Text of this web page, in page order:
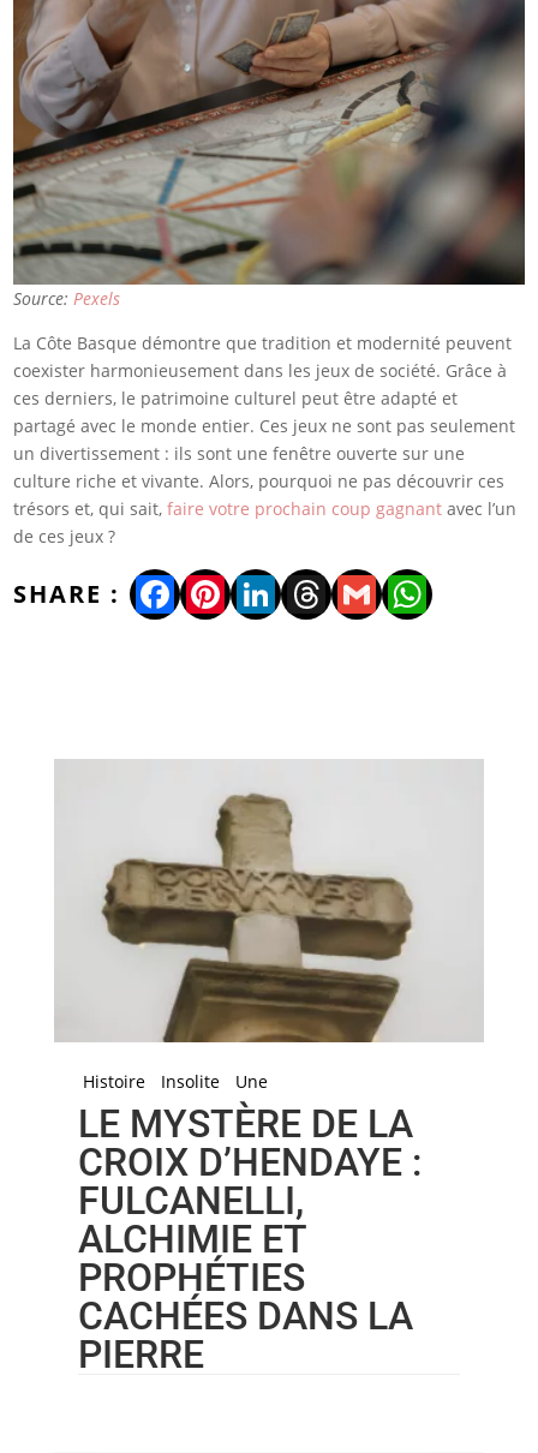
Source:Pexels
La Côte Basque démontre que tradition et modernité peuvent
coexister harmonieusement dans les jeux de société. Grâce à
ces derniers, le patrimoine culturel peut être adapté et
partagé avec le monde entier. Ces jeux ne sont pas seulement
un divertissement : ils sont une fenêtre ouverte sur une
culture riche et vivante. Alors, pourquoi ne pas découvrir ces
trésors et, qui sait,faire votre prochain coup gagnant avec l’un
de ces jeux ?
Facebook
Pinterest
LinkedIn
Threads
Gmail
Histoire Insolite Une
LE MYSTÈRE DE LA
CROIX D’HENDAYE :
FULCANELLI,
ALCHIMIE ET
PROPHÉTIES
CACHÉES DANS LA
PIERRE